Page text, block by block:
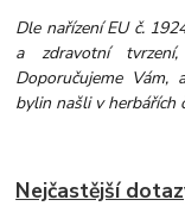
Dle nařízení EU č.
a zdravotní
Doporučujeme
bylin našli v herbářích
Nejčastější